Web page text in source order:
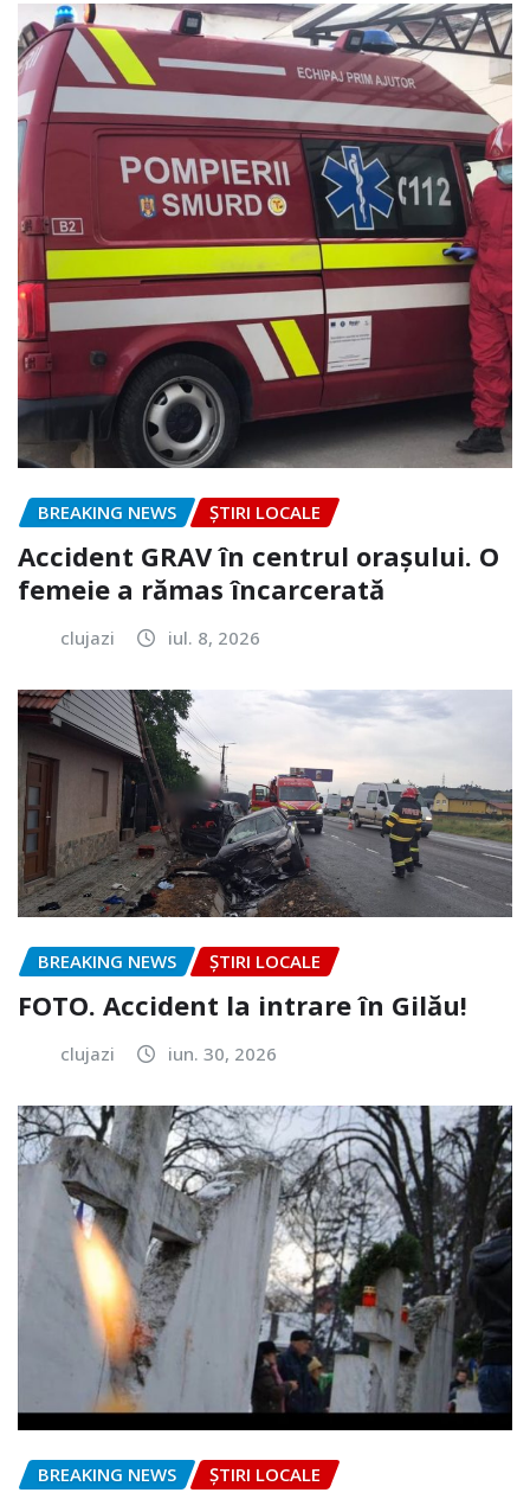
BREAKING NEWS ȘTIRI LOCALE
Accident GRAV în centrul orașului. O
femeie a rămas încarcerată
clujazi iul. 8, 2026
BREAKING NEWS ȘTIRI LOCALE
FOTO. Accident la intrare în Gilău!
clujazi iun. 30, 2026
BREAKING NEWS ȘTIRI LOCALE